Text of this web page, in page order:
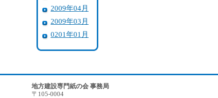
2009年04月
2009年03月
0201年01月
地方建設専門紙の会 事務局
〒105-0004